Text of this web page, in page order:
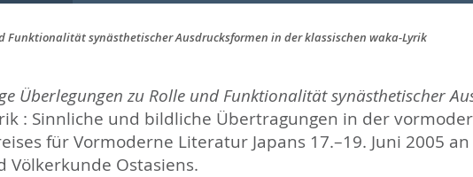
Funktionalität synästhetischer Aus­drucks­formen in der klassischen waka-Lyrik
Überlegungen zu Rolle und Funktionalität synästhetischer
: Sinnliche und bildliche Übertragungen in der
für Vormoderne Literatur Japans 17.–19. Juni 2005
Völkerkunde Ostasiens.